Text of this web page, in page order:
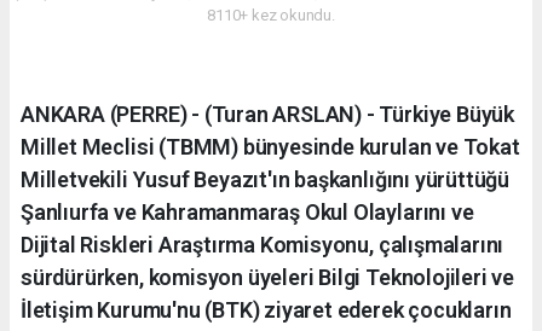
8110+ kez okundu.
ANKARA (PERRE) - (Turan ARSLAN) - Türkiye Büyük
Millet Meclisi (TBMM) bünyesinde kurulan ve Tokat
Milletvekili Yusuf Beyazıt'ın başkanlığını yürüttüğü
Şanlıurfa ve Kahramanmaraş Okul Olaylarını ve
Dijital Riskleri Araştırma Komisyonu, çalışmalarını
sürdürürken, komisyon üyeleri Bilgi Teknolojileri ve
İletişim Kurumu'nu (BTK) ziyaret ederek çocukların